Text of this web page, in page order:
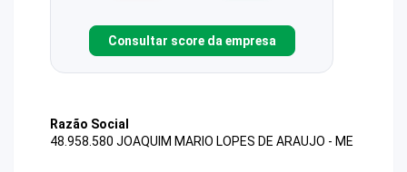
Consultar score da empresa
Razão Social
48.958.580 JOAQUIM MARIO LOPES DE ARAUJO - ME